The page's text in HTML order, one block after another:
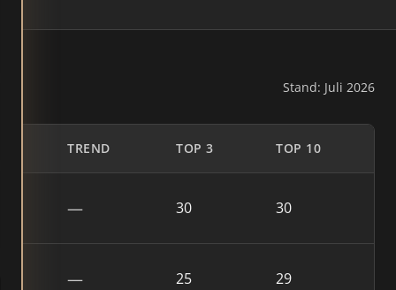
Stand: Juli 2026
TREND TOP 3 TOP 10
— 30 30
— 25 29